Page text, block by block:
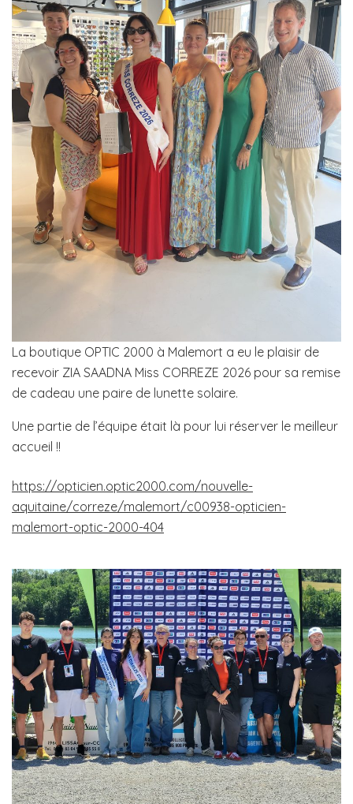
La boutique OPTIC 2000 à Malemort a eu le plaisir de
recevoir ZIA SAADNA Miss CORREZE 2026 pour sa remise
de cadeau une paire de lunette solaire.
Une partie de l’équipe était là pour lui réserver le meilleur
accueil !!
https://opticien.optic2000.com/nouvelle-
aquitaine/correze/malemort/c00938-opticien-
malemort-optic-2000-404